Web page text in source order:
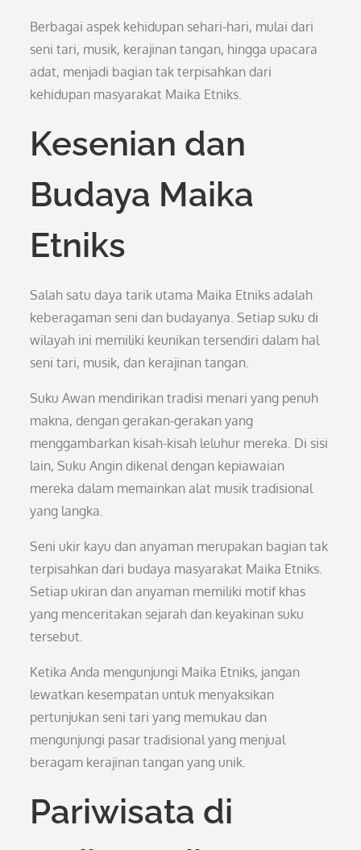
Berbagai aspek kehidupan sehari-hari, mulai dari
seni tari, musik, kerajinan tangan, hingga upacara
adat, menjadi bagian tak terpisahkan dari
kehidupan masyarakat Maika Etniks.
Kesenian dan
Budaya Maika
Etniks
Salah satu daya tarik utama Maika Etniks adalah
keberagaman seni dan budayanya. Setiap suku di
wilayah ini memiliki keunikan tersendiri dalam hal
seni tari, musik, dan kerajinan tangan.
Suku Awan mendirikan tradisi menari yang penuh
makna, dengan gerakan-gerakan yang
menggambarkan kisah-kisah leluhur mereka. Di sisi
lain, Suku Angin dikenal dengan kepiawaian
mereka dalam memainkan alat musik tradisional
yang langka.
Seni ukir kayu dan anyaman merupakan bagian tak
terpisahkan dari budaya masyarakat Maika Etniks.
Setiap ukiran dan anyaman memiliki motif khas
yang menceritakan sejarah dan keyakinan suku
tersebut.
Ketika Anda mengunjungi Maika Etniks, jangan
lewatkan kesempatan untuk menyaksikan
pertunjukan seni tari yang memukau dan
mengunjungi pasar tradisional yang menjual
beragam kerajinan tangan yang unik.
Pariwisata di